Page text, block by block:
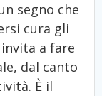
segno che
cura gli
a fare
dal canto
È il